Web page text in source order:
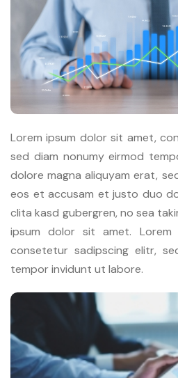
Lorem ipsum dolor sit amet,
sed diam nonumy eirmod
dolore magna aliquyam erat,
eos et accusam et justo duo
clita kasd gubergren, no sea
ipsum dolor sit amet.
consetetur sadipscing elitr,
tempor invidunt ut labore.